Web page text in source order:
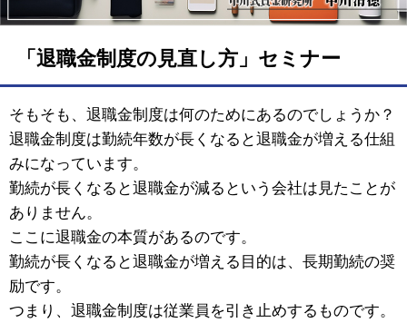
「退職金制度の見直し方」セミナー
そもそも、退職金制度は何のためにあるのでしょうか？
退職金制度は勤続年数が長くなると退職金が増える仕組
みになっています。
勤続が長くなると退職金が減るという会社は見たことが
ありません。
ここに退職金の本質があるのです。
勤続が長くなると退職金が増える目的は、長期勤続の奨
励です。
つまり、退職金制度は従業員を引き止めするものです。